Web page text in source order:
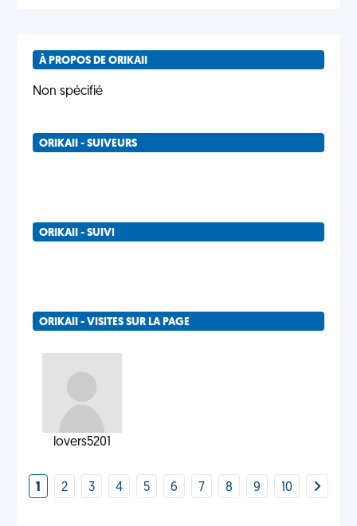
À PROPOS DE ORIKAII
Non spécifié
ORIKAII - SUIVEURS
ORIKAII - SUIVI
ORIKAII - VISITES SUR LA PAGE
lovers5201
1 2 3 4 5 6 7 8 9 10